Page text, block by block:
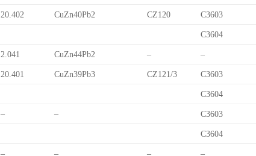
20.402 CuZn40Pb2 CZ120 C3603
C3604
2.041 CuZn44Pb2 – –
20.401 CuZn39Pb3 CZ121/3 C3603
C3604
– – C3603
C3604
– – – –